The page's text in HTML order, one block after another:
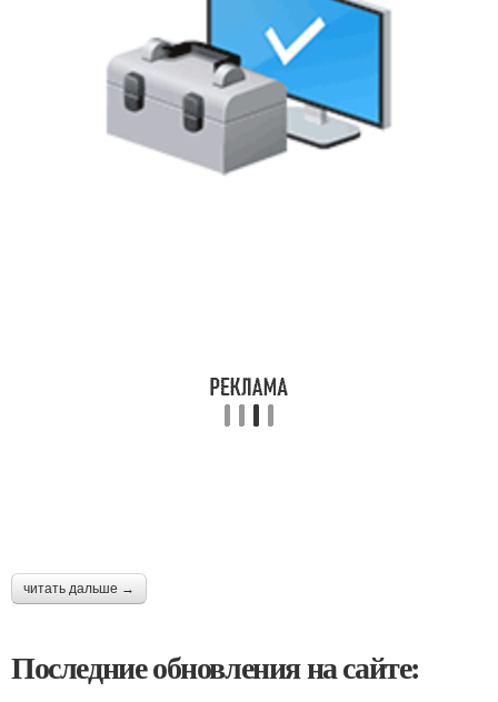
читать дальше →
Последние обновления на сайте: